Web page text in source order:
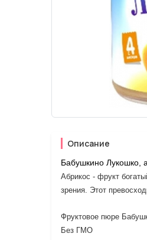
Описание
Бабушкино Лукошко,
Абрикос - фрукт
зрения. Этот
Фруктовое пюре
Без ГМО